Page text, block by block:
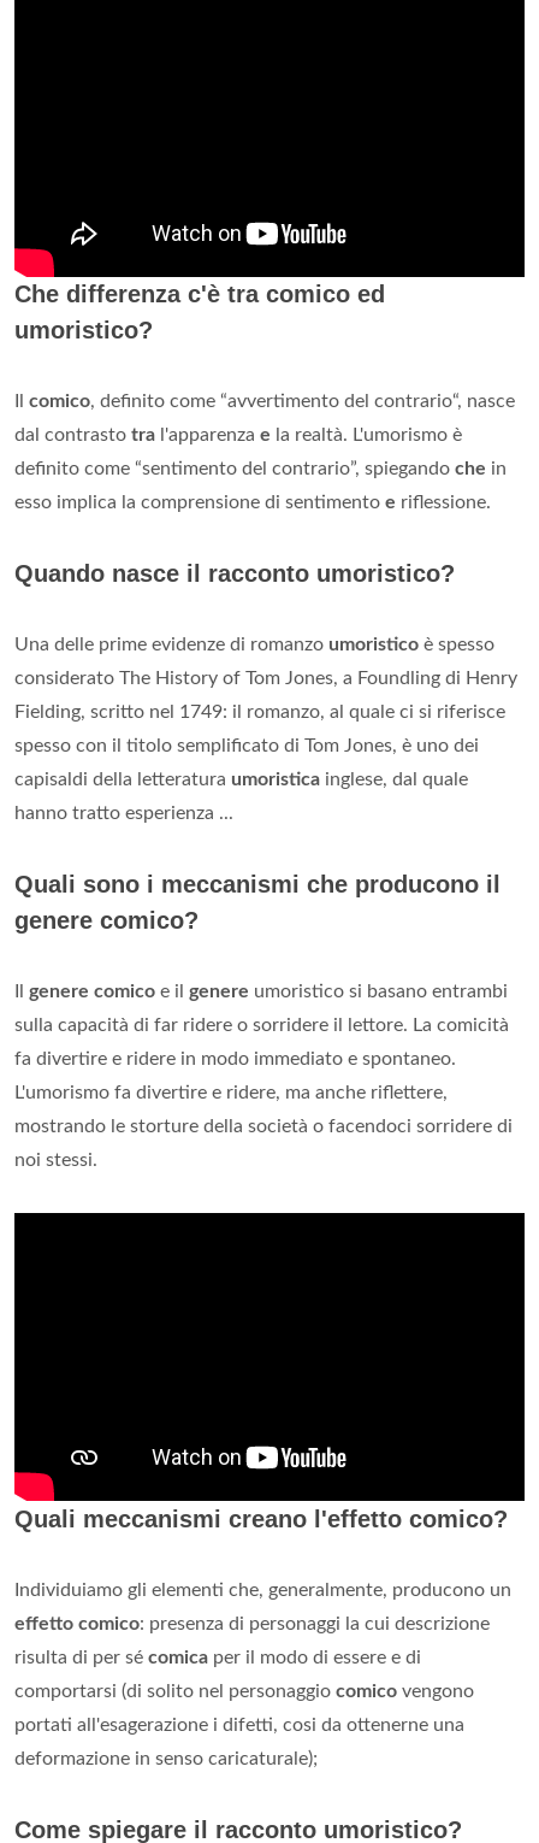
Che differenza c'è tra comico ed
umoristico?
comico, definito come “avvertimento del contrario“, nasce
dal contrasto tra l'apparenza e la realtà. L'umorismo è
definito come “sentimento del contrario”, spiegando che in
esso implica la comprensione di sentimento e riflessione.
Quando nasce il racconto umoristico?
Una delle prime evidenze di romanzo umoristico è spesso
considerato The History of Tom Jones, a Foundling di Henry
Fielding, scritto nel 1749: il romanzo, al quale ci si riferisce
spesso con il titolo semplificato di Tom Jones, è uno dei
capisaldi della letteratura umoristica inglese, dal quale
hanno tratto esperienza ...
Quali sono i meccanismi che producono il
genere comico?
genere comico e il genere umoristico si basano entrambi
sulla capacità di far ridere o sorridere il lettore. La comicità
fa divertire e ridere in modo immediato e spontaneo.
L'umorismo fa divertire e ridere, ma anche riflettere,
mostrando le storture della società o facendoci sorridere di
noi stessi.
Quali meccanismi creano l'effetto comico?
Individuiamo gli elementi che, generalmente, producono un
effetto comico: presenza di personaggi la cui descrizione
risulta di per sé comica per il modo di essere e di
comportarsi (di solito nel personaggio comico vengono
portati all'esagerazione i difetti, cosi da ottenerne una
deformazione in senso caricaturale);
Come spiegare il racconto umoristico?